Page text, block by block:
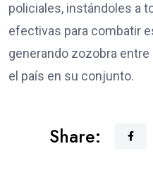
policiales, instándoles a
efectivas para combatir
generando zozobra
el país en su conjunto.
Share: